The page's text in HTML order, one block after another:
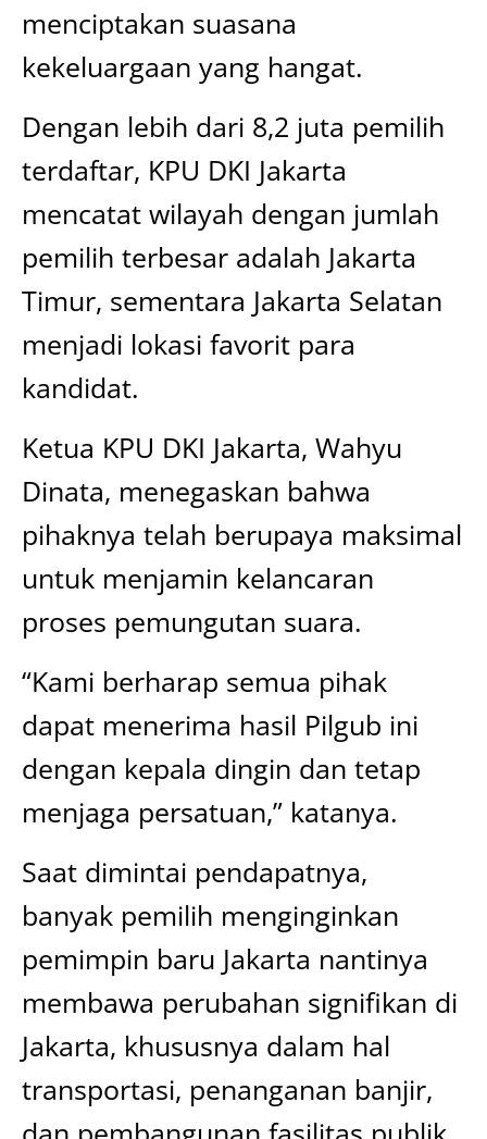
menciptakan suasana
kekeluargaan yang hangat.
Dengan lebih dari 8,2 juta pemilih
terdaftar, KPU DKI Jakarta
mencatat wilayah dengan jumlah
pemilih terbesar adalah Jakarta
Timur, sementara Jakarta Selatan
menjadi lokasi favorit para
kandidat.
Ketua KPU DKI Jakarta, Wahyu
Dinata, menegaskan bahwa
pihaknya telah berupaya maksimal
untuk menjamin kelancaran
proses pemungutan suara.
“Kami berharap semua pihak
dapat menerima hasil Pilgub ini
dengan kepala dingin dan tetap
menjaga persatuan,” katanya.
Saat dimintai pendapatnya,
banyak pemilih menginginkan
pemimpin baru Jakarta nantinya
membawa perubahan signifikan di
Jakarta, khususnya dalam hal
transportasi, penanganan banjir,